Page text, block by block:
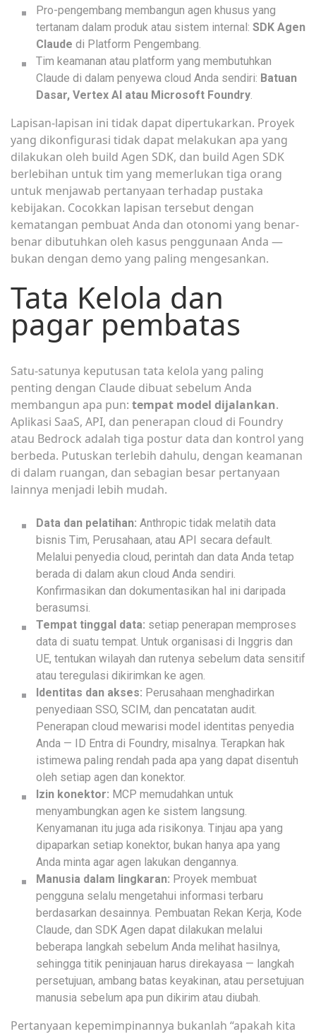
Pro-pengembang membangun agen khusus yang
tertanam dalam produk atau sistem internal: SDK Agen
Claude di Platform Pengembang.
Tim keamanan atau platform yang membutuhkan
Claude di dalam penyewa cloud Anda sendiri: Batuan
Dasar, Vertex AI atau Microsoft Foundry.
Lapisan-lapisan ini tidak dapat dipertukarkan. Proyek
yang dikonfigurasi tidak dapat melakukan apa yang
dilakukan oleh build Agen SDK, dan build Agen SDK
berlebihan untuk tim yang memerlukan tiga orang
untuk menjawab pertanyaan terhadap pustaka
kebijakan. Cocokkan lapisan tersebut dengan
kematangan pembuat Anda dan otonomi yang benar-
benar dibutuhkan oleh kasus penggunaan Anda —
bukan dengan demo yang paling mengesankan.
Tata Kelola dan
pagar pembatas
Satu-satunya keputusan tata kelola yang paling
penting dengan Claude dibuat sebelum Anda
membangun apa pun: tempat model dijalankan.
Aplikasi SaaS, API, dan penerapan cloud di Foundry
atau Bedrock adalah tiga postur data dan kontrol yang
berbeda. Putuskan terlebih dahulu, dengan keamanan
di dalam ruangan, dan sebagian besar pertanyaan
lainnya menjadi lebih mudah.
Data dan pelatihan: Anthropic tidak melatih data
bisnis Tim, Perusahaan, atau API secara default.
Melalui penyedia cloud, perintah dan data Anda tetap
berada di dalam akun cloud Anda sendiri.
Konfirmasikan dan dokumentasikan hal ini daripada
berasumsi.
Tempat tinggal data: setiap penerapan memproses
data di suatu tempat. Untuk organisasi di Inggris dan
UE, tentukan wilayah dan rutenya sebelum data sensitif
atau teregulasi dikirimkan ke agen.
Identitas dan akses: Perusahaan menghadirkan
penyediaan SSO, SCIM, dan pencatatan audit.
Penerapan cloud mewarisi model identitas penyedia
Anda — ID Entra di Foundry, misalnya. Terapkan hak
istimewa paling rendah pada apa yang dapat disentuh
oleh setiap agen dan konektor.
Izin konektor: MCP memudahkan untuk
menyambungkan agen ke sistem langsung.
Kenyamanan itu juga ada risikonya. Tinjau apa yang
dipaparkan setiap konektor, bukan hanya apa yang
Anda minta agar agen lakukan dengannya.
Manusia dalam lingkaran: Proyek membuat
pengguna selalu mengetahui informasi terbaru
berdasarkan desainnya. Pembuatan Rekan Kerja, Kode
Claude, dan SDK Agen dapat dilakukan melalui
beberapa langkah sebelum Anda melihat hasilnya,
sehingga titik peninjauan harus direkayasa — langkah
persetujuan, ambang batas keyakinan, atau persetujuan
manusia sebelum apa pun dikirim atau diubah.
Pertanyaan kepemimpinannya bukanlah “apakah kita